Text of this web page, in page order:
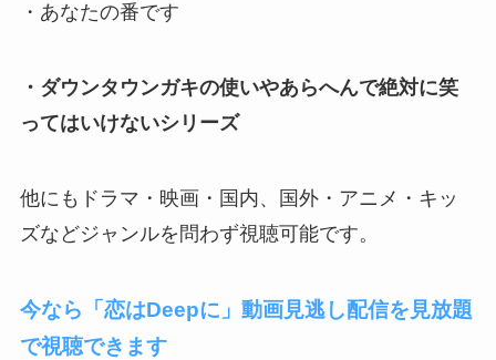
・あなたの番です
・ダウンタウンガキの使いやあらへんで絶対に笑
ってはいけないシリーズ
他にもドラマ・映画・国内、国外・アニメ・キッ
ズなどジャンルを問わず視聴可能です。
今なら「恋はDeepに」動画見逃し配信を見放題
で視聴できます